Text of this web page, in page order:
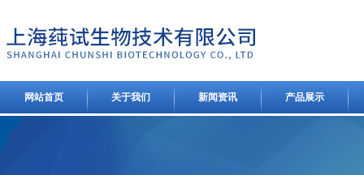
网站首页 关于我们 新闻资讯 产品展示